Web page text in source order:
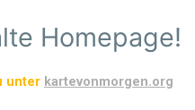
Homepage!
unter kartevonmorgen.org